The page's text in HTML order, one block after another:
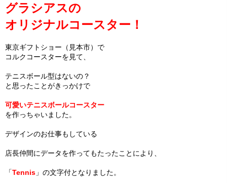
グラシアスの
オリジナルコースター！
東京ギフトショー（見本市）で
コルクコースターを見て、
テニスボール型はないの？
と思ったことがきっかけで
可愛いテニスボールコースター
を作っちゃいました。
デザインのお仕事もしている
店長仲間にデータを作ってもたったことにより、
「Tennis 」の文字付となりました。